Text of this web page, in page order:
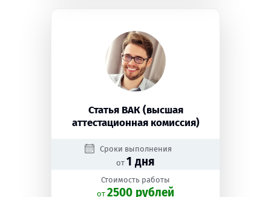
Статья ВАК (высшая
аттестационная комиссия)
Сроки выполнения
от 1 дня
Стоимость работы
oт 2500 рублей